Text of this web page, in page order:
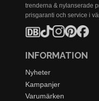
trenderna & nylanserade
prisgaranti och service i
INFORMATION
Nyheter
Kampanjer
Varumärken